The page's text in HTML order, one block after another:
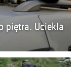
piętra. Uciekła